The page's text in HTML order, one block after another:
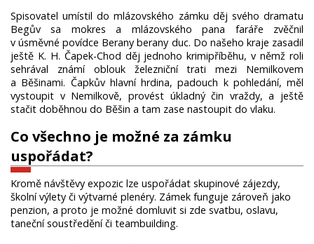
Spisovatel umístil do mlázovského zámku děj svého dramatu
Begův sa mokres a mlázovského pana faráře zvěčnil
v úsměvné povídce Berany berany duc. Do našeho kraje zasadil
ještě K. H. Čapek-Chod děj jednoho krimipříběhu, v němž roli
sehrával známí oblouk železniční trati mezi Nemilkovem
a Běšinami. Čapkův hlavní hrdina, padouch k pohledání, měl
vystoupit v Nemilkově, provést úkladný čin vraždy, a ještě
stačit doběhnou do Běšin a tam zase nastoupit do vlaku.
Co všechno je možné za zámku
uspořádat?
Kromě návštěvy expozic lze uspořádat skupinové zájezdy,
školní výlety či výtvarné plenéry. Zámek funguje zároveň jako
penzion, a proto je možné domluvit si zde svatbu, oslavu,
taneční soustředění či teambuilding.